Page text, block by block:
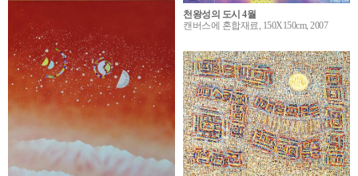
천왕성의 도시 4월
캔버스에 혼합재료, 150X150cm, 2007